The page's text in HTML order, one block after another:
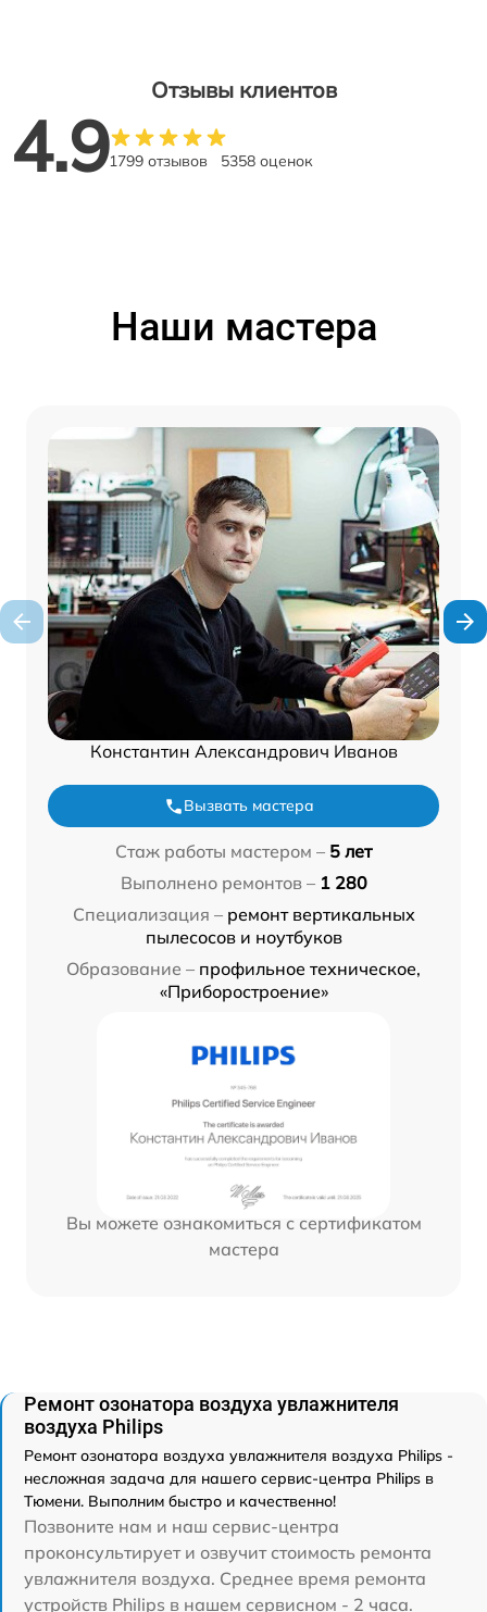
Отзывы клиентов
4.91799 отзывов 5358 оценок
Наши мастера
Константин Александрович Иванов
Вызвать мастера
Стаж работы мастером – 5 лет
Выполнено ремонтов – 1 280
Специализация – ремонт вертикальных
пылесосов и ноутбуков
Образование – профильное техническое,
«Приборостроение»
Вы можете ознакомиться с сертификатом
мастера
Ремонт озонатора воздуха увлажнителя
воздуха Philips
Ремонт озонатора воздуха увлажнителя воздуха Philips -
несложная задача для нашего сервис-центра Philips в
Тюмени. Выполним быстро и качественно!
Позвоните нам и наш сервис-центра
проконсультирует и озвучит стоимость ремонта
увлажнителя воздуха. Среднее время ремонта
устройств Philips в нашем сервисном - 2 часа.